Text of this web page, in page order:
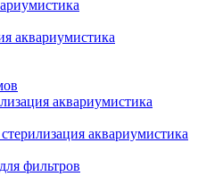
аквариумистика
аквариумистика
аквариумистика
фильтров